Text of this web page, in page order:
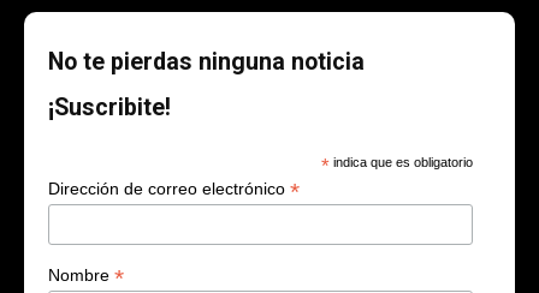
No te pierdas ninguna noticia
¡Suscribite!
* indica que es obligatorio
Dirección de correo electrónico *
Nombre *